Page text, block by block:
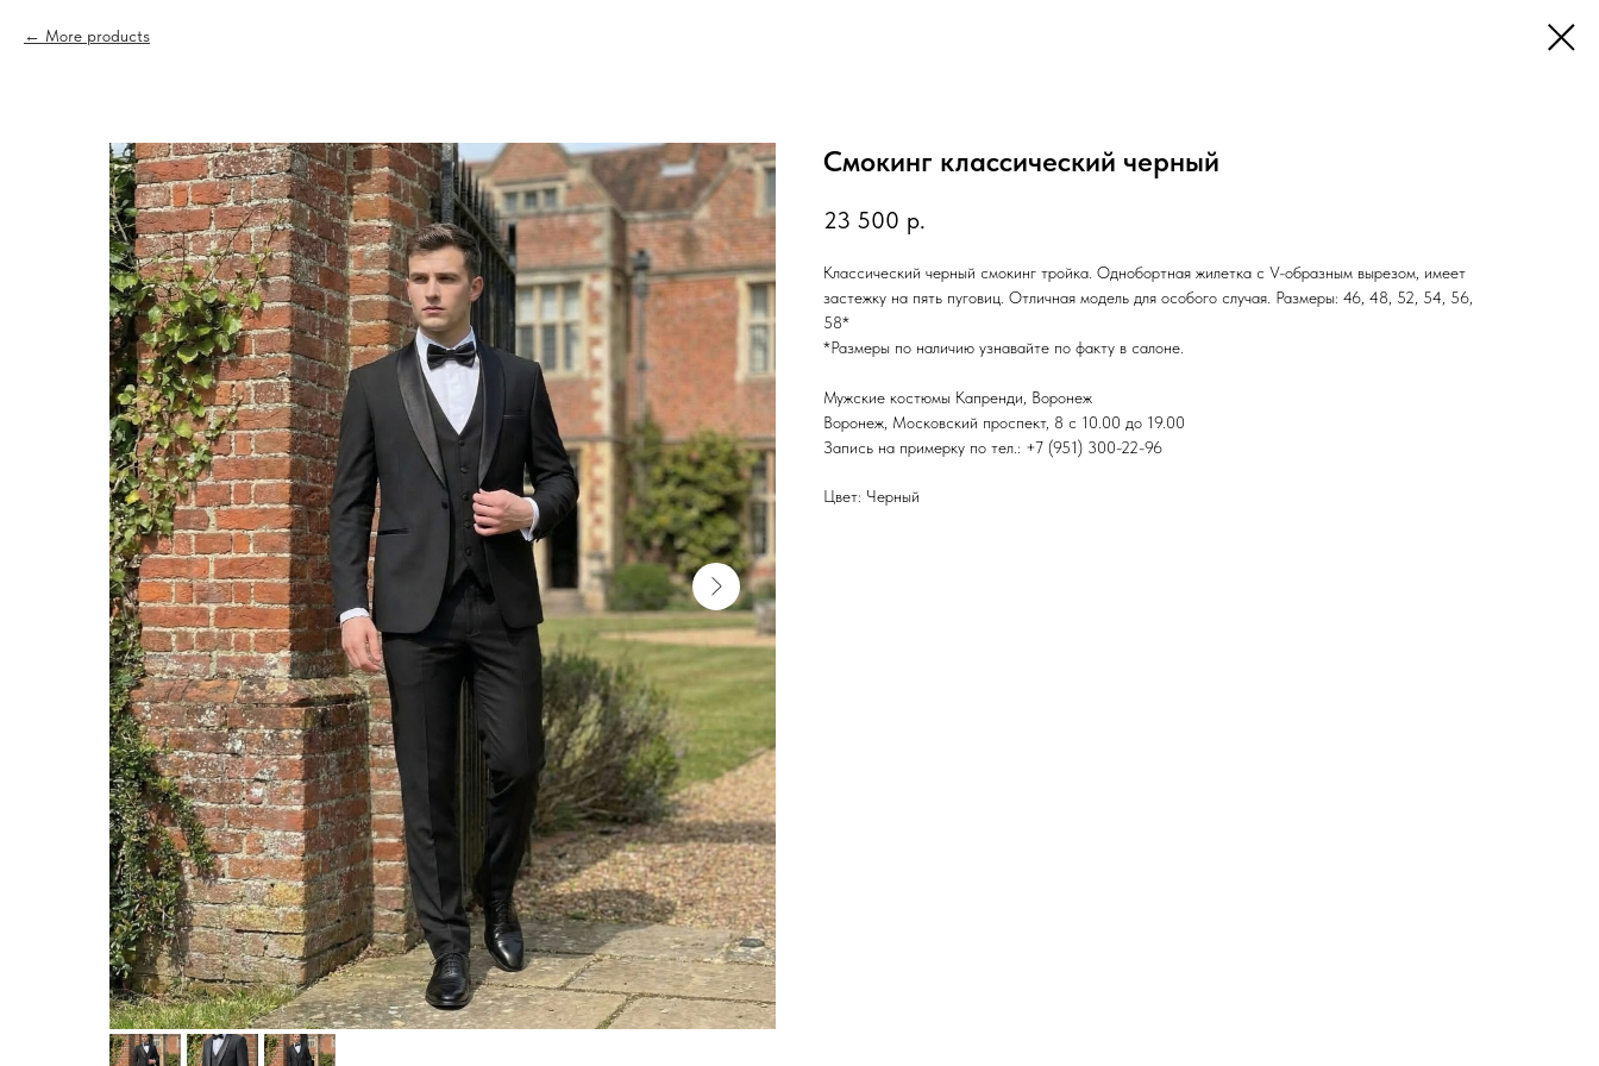
More products
Смокинг классический черный
23 500 р.
Классический черный смокинг тройка. Однобортная жилетка с V-образным вырезом, имеет
застежку на пять пуговиц. Отличная модель для особого случая. Размеры: 46, 48, 52, 54, 56,
58*
*Размеры по наличию узнавайте по факту в салоне.
Мужские костюмы Капренди, Воронеж
Воронеж, Московский проспект, 8 с 10.00 до 19.00
Запись на примерку по тел.: +7 (951) 300-22-96
Цвет: Черный